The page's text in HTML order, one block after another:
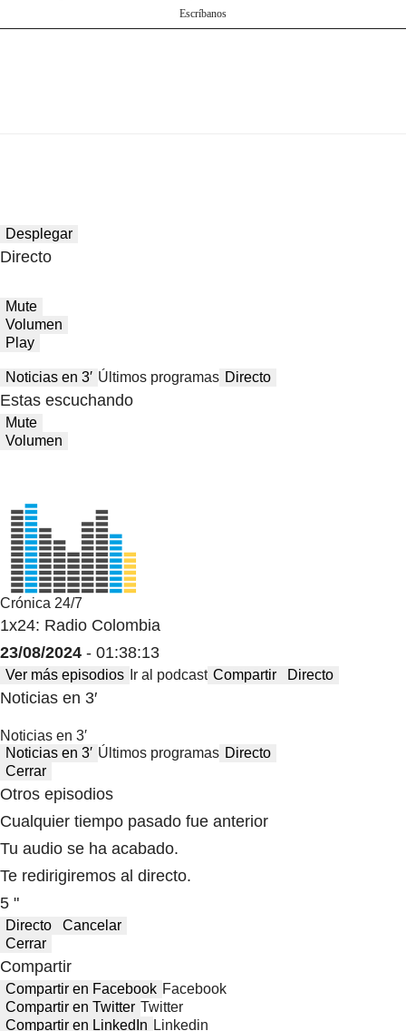
Escríbanos
Desplegar
Directo
Mute
Volumen
Play
Noticias en 3′ Últimos programas Directo
Estas escuchando
Mute
Volumen
Crónica 24/7
1x24: Radio Colombia
23/08/2024 - 01:38:13
Ver más episodios Ir al podcast Compartir Directo
Noticias en 3′
Noticias en 3′
Noticias en 3′ Últimos programas Directo
Cerrar
Otros episodios
Cualquier tiempo pasado fue anterior
Tu audio se ha acabado.
Te redirigiremos al directo.
5 "
Directo
Cancelar
Cerrar
Compartir
Compartir en Facebook Facebook
Compartir en Twitter Twitter
Compartir en LinkedIn Linkedin